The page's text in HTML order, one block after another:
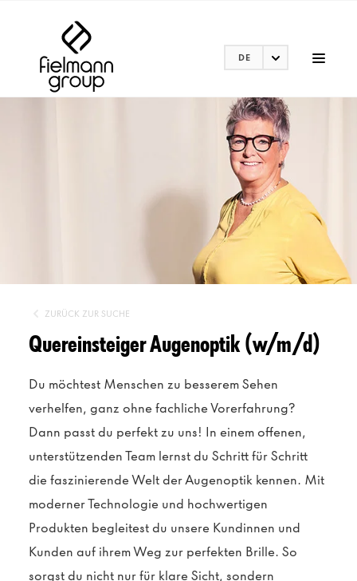
DE
ZURÜCK ZUR SUCHE
Quereinsteiger Augenoptik (w/m/d)
Du möchtest Menschen zu besserem Sehen
verhelfen, ganz ohne fachliche Vorerfahrung?
Dann passt du perfekt zu uns! In einem offenen,
unterstützenden Team lernst du Schritt für Schritt
die faszinierende Welt der Augenoptik kennen. Mit
moderner Technologie und hochwertigen
Produkten begleitest du unsere Kundinnen und
Kunden auf ihrem Weg zur perfekten Brille. So
sorgst du nicht nur für klare Sicht, sondern